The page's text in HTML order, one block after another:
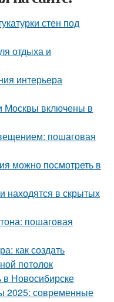
стен под
отдыха и
интерьера
Москвы включены в
пошаговая
можно посмотреть в
находятся в скрытых
пошаговая
как создать
потолок
в Новосибирске
2025: современные